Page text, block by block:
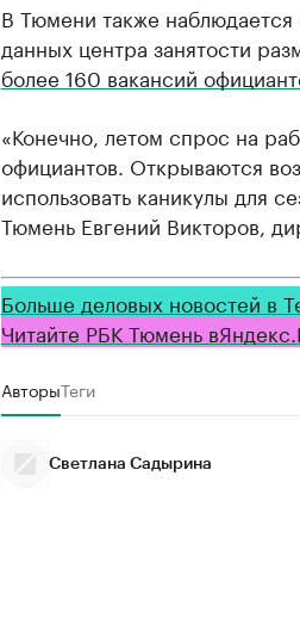
В Тюмени также наблюдается
данных центра занятости
более 160 вакансий
«Конечно, летом спрос на
официантов. Открываются
использовать каникулы для
Тюмень Евгений Викторов,
Больше деловых новостей в
Читайте РБК Тюмень вЯндекс
АвторыТеги
Светлана Садырина